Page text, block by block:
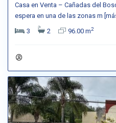
Casa en Venta – Cañadas del
espera en una de las zonas m
3
2 96.00 m2